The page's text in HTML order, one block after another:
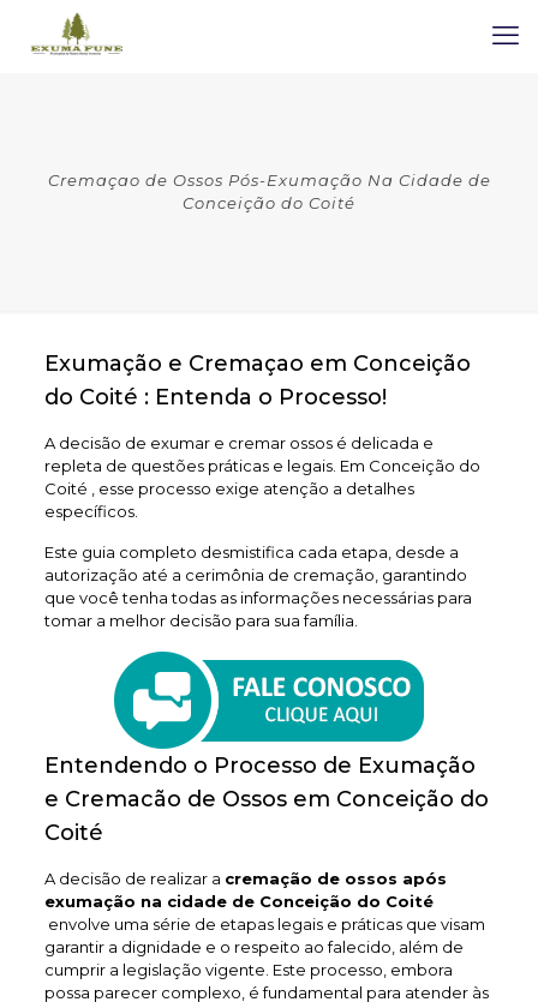
Cremaçao de Ossos Pós-Exumação Na Cidade de
Conceição do Coité
Exumação e Cremaçao em Conceição
do Coité : Entenda o Processo!
A decisão de exumar e cremar ossos é delicada e
repleta de questões práticas e legais. Em Conceição do
Coité , esse processo exige atenção a detalhes
específicos.
Este guia completo desmistifica cada etapa, desde a
autorização até a cerimônia de cremação, garantindo
que você tenha todas as informações necessárias para
tomar a melhor decisão para sua família.
Entendendo o Processo de Exumação
e Cremacão de Ossos em Conceição do
Coité
A decisão de realizar a cremação de ossos após
exumação na cidade de Conceição do Coité
envolve uma série de etapas legais e práticas que visam
garantir a dignidade e o respeito ao falecido, além de
cumprir a legislação vigente. Este processo, embora
possa parecer complexo, é fundamental para atender às